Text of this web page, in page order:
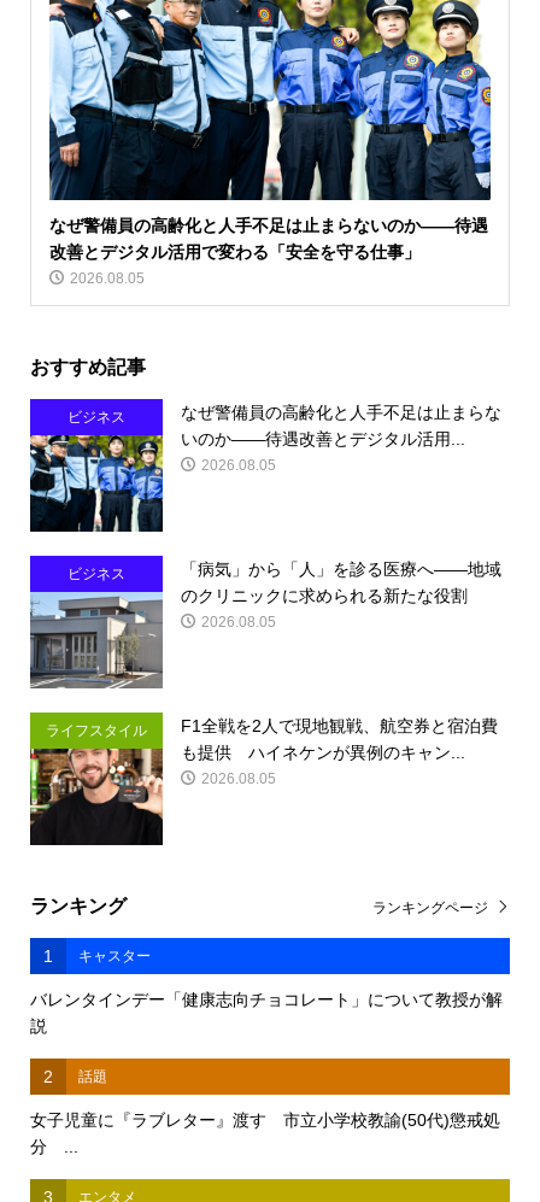
なぜ警備員の高齢化と人手不足は止まらないのか――待遇
改善とデジタル活用で変わる「安全を守る仕事」
2026.08.05
おすすめ記事
ビジネス
なぜ警備員の高齢化と人手不足は止まらな
いのか――待遇改善とデジタル活用...
2026.08.05
ビジネス
「病気」から「人」を診る医療へ――地域
のクリニックに求められる新たな役割
2026.08.05
ライフスタイル
F1全戦を2人で現地観戦、航空券と宿泊費
も提供 ハイネケンが異例のキャン...
2026.08.05
ランキング
1 キャスター
バレンタインデー「健康志向チョコレート」について教授が解
説
2 話題
女子児童に『ラブレター』渡す 市立小学校教諭(50代)懲戒処
分 ...
3 エンタメ
ランキングページ